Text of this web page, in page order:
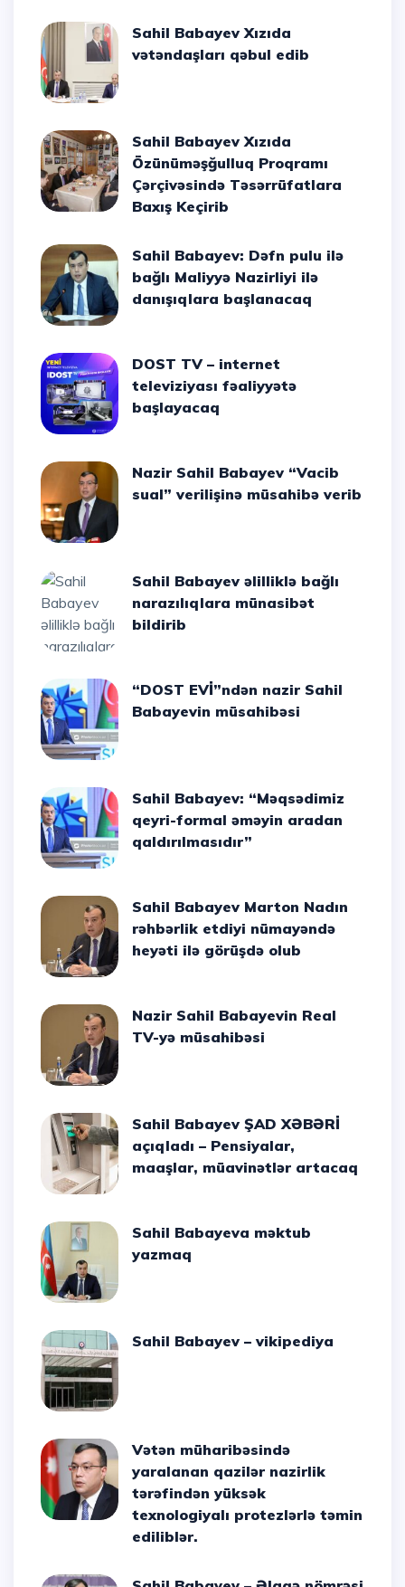
Sahil Babayev Xızıda
vətəndaşları qəbul edib
Sahil Babayev Xızıda
Özünüməşğulluq Proqramı
Çərçivəsində Təsərrüfatlara
Baxış Keçirib
Sahil Babayev: Dəfn pulu ilə
bağlı Maliyyə Nazirliyi ilə
danışıqlara başlanacaq
DOST TV – internet
televiziyası fəaliyyətə
başlayacaq
Nazir Sahil Babayev “Vacib
sual” verilişinə müsahibə verib
Sahil Babayev əlilliklə bağlı
narazılıqlara münasibət
bildirib
“DOST EVİ”ndən nazir Sahil
Babayevin müsahibəsi
Sahil Babayev: “Məqsədimiz
qeyri-formal əməyin aradan
qaldırılmasıdır”
Sahil Babayev Marton Nadın
rəhbərlik etdiyi nümayəndə
heyəti ilə görüşdə olub
Nazir Sahil Babayevin Real
TV-yə müsahibəsi
Sahil Babayev ŞAD XƏBƏRİ
açıqladı – Pensiyalar,
maaşlar, müavinətlər artacaq
Sahil Babayeva məktub
yazmaq
Sahil Babayev – vikipediya
Vətən müharibəsində
yaralanan qazilər nazirlik
tərəfindən yüksək
texnologiyalı protezlərlə təmin
ediliblər.